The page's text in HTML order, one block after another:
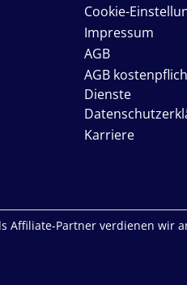
Cookie-
Impressum
AGB
AGB
Dienste
Karriere
Affiliate-Partner verdienen wir